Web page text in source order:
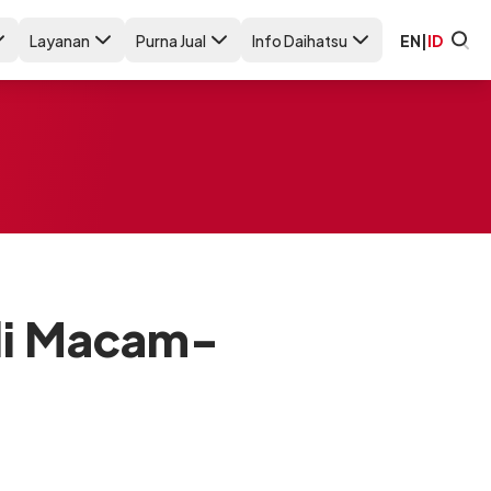
Layanan Purna Jual Info Daihatsu EN|ID
Macam-